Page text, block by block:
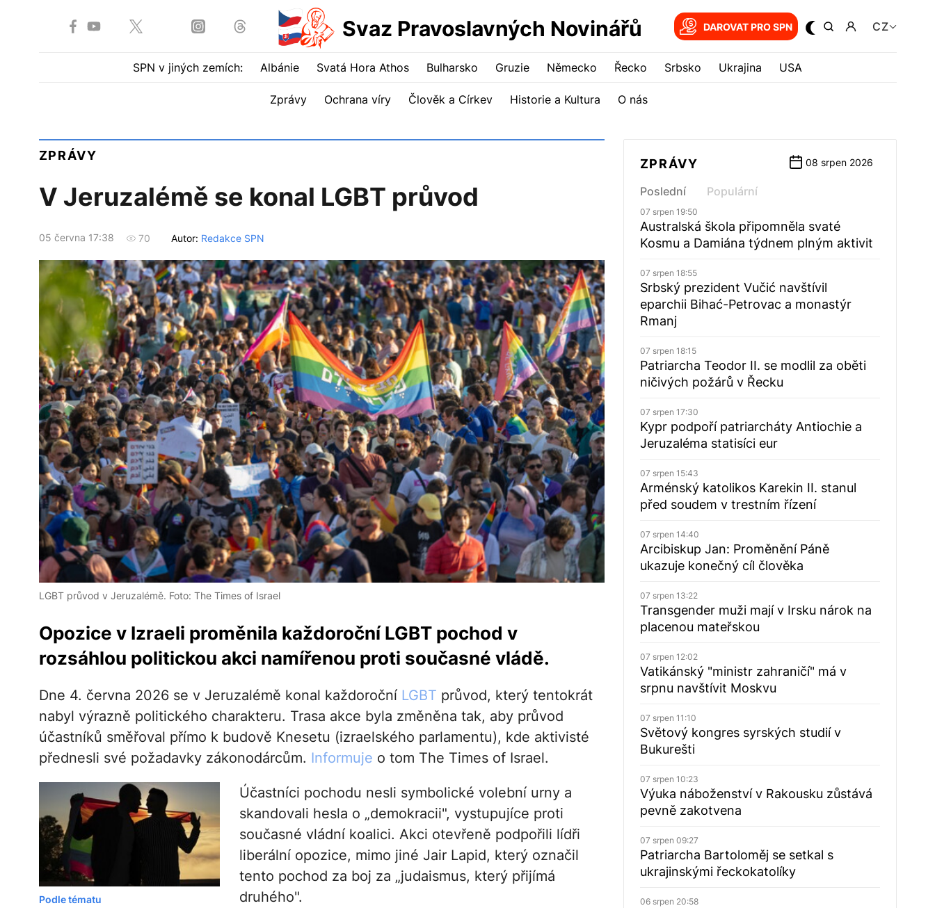
Svaz Pravoslavných Novinářů DAROVAT PRO SPN CZ
SPN v jiných zemích: Albánie Svatá Hora Athos Bulharsko Gruzie Německo Řecko Srbsko Ukrajina USA
Zprávy Ochrana víry Člověk a Církev Historie a Kultura O nás
ZPRÁVY
V Jeruzalémě se konal LGBT průvod
05 června 17:38 70 Autor: Redakce SPN
LGBT průvod v Jeruzalémě. Foto: The Times of Israel
Opozice v Izraeli proměnila každoroční LGBT pochod v
rozsáhlou politickou akci namířenou proti současné vládě.
Dne 4. června 2026 se v Jeruzalémě konal každoroční LGBT průvod, který tentokrát
nabyl výrazně politického charakteru. Trasa akce byla změněna tak, aby průvod
účastníků směřoval přímo k budově Knesetu (izraelského parlamentu), kde aktivisté
přednesli své požadavky zákonodárcům. Informuje o tom The Times of Israel.
Podle tématu
Účastníci pochodu nesli symbolické volební urny a
skandovali hesla o „demokracii", vystupujíce proti
současné vládní koalici. Akci otevřeně podpořili lídři
liberální opozice, mimo jiné Jair Lapid, který označil
tento pochod za boj za „judaismus, který přijímá
druhého".
ZPRÁVY 08 srpen 2026
Poslední Populární
07 srpen 19:50
Australská škola připomněla svaté
Kosmu a Damiána týdnem plným aktivit
07 srpen 18:55
Srbský prezident Vučić navštívil
eparchii Bihać-Petrovac a monastýr
Rmanj
07 srpen 18:15
Patriarcha Teodor II. se modlil za oběti
ničivých požárů v Řecku
07 srpen 17:30
Kypr podpoří patriarcháty Antiochie a
Jeruzaléma statisíci eur
07 srpen 15:43
Arménský katolikos Karekin II. stanul
před soudem v trestním řízení
07 srpen 14:40
Arcibiskup Jan: Proměnění Páně
ukazuje konečný cíl člověka
07 srpen 13:22
Transgender muži mají v Irsku nárok na
placenou mateřskou
07 srpen 12:02
Vatikánský "ministr zahraničí" má v
srpnu navštívit Moskvu
07 srpen 11:10
Světový kongres syrských studií v
Bukurešti
07 srpen 10:23
Výuka náboženství v Rakousku zůstává
pevně zakotvena
07 srpen 09:27
Patriarcha Bartoloměj se setkal s
ukrajinskými řeckokatolíky
06 srpen 20:58